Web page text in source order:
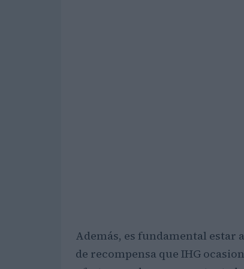
Además, es fundamental estar
de recompensa que IHG